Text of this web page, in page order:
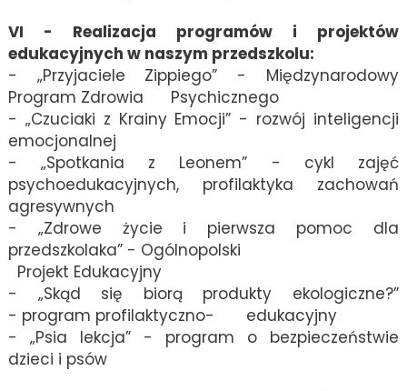
VI - Realizacja programów i projektów
edukacyjnych w naszym przedszkolu:
- „Przyjaciele Zippiego” - Międzynarodowy
Program Zdrowia Psychicznego
- „Czuciaki z Krainy Emocji” - rozwój inteligencji
emocjonalnej
- „Spotkania z Leonem” - cykl zajęć
psychoedukacyjnych, profilaktyka zachowań
agresywnych
- „Zdrowe życie i pierwsza pomoc dla
przedszkolaka” - Ogólnopolski
Projekt Edukacyjny
- „Skąd się biorą produkty ekologiczne?”
- program profilaktyczno- edukacyjny
- „Psia lekcja” - program o bezpieczeństwie
dzieci i psów